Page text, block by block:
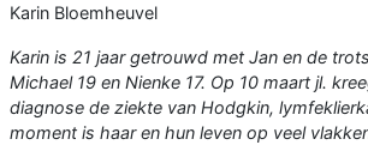
Karin Bloemheuvel
Karin is 21 jaar getrouwd met Jan en de
Michael 19 en Nienke 17. Op 10 maart jl.
diagnose de ziekte van Hodgkin,
moment is haar en hun leven op veel